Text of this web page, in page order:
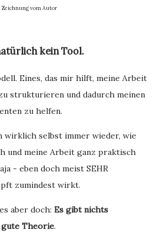
Zeichnung vom Autor
kein Tool.
Eines, das mir hilft, meine Arbeit
strukturieren und dadurch meinen
zu helfen.
wirklich selbst immer wieder, wie
und meine Arbeit ganz praktisch
- eben doch meist SEHR
zumindest wirkt.
aber doch: Es gibt nichts
gute Theorie.